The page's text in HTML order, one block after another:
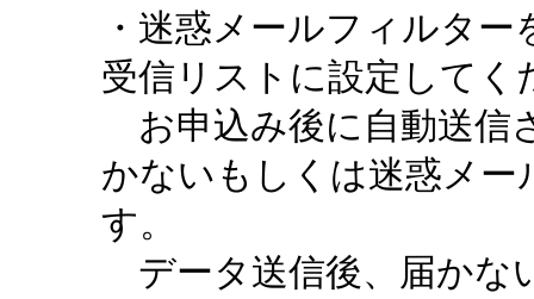
・迷惑メールフィルタ
受信リストに設定してく
お申込み後に自動送信
かないもしくは迷惑メ
す。
データ送信後、届かな